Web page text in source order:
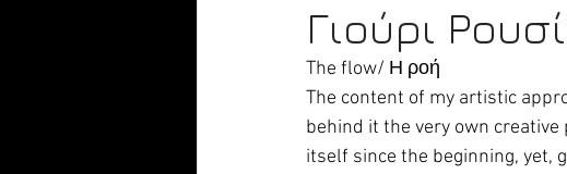
Γιούρι
The flow/ Η ροή
The content of my artistic
behind it the very own
itself since the beginning, yet,